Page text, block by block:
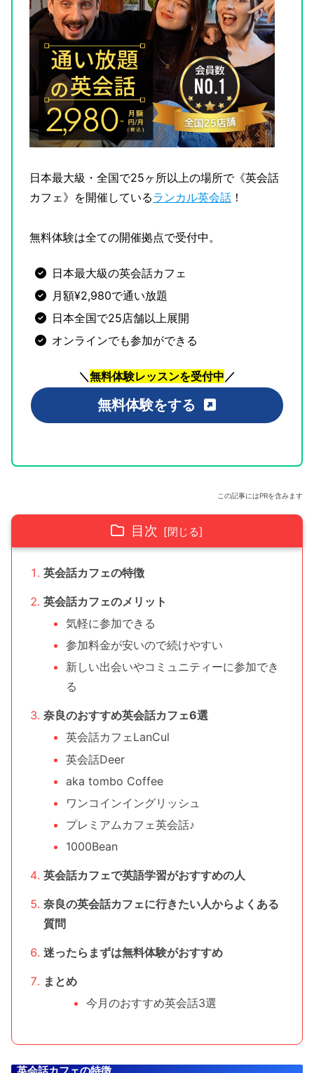
日本最大級・全国で25ヶ所以上の場所で《英会話
カフェ》を開催しているランカル英会話 ！
無料体験は全ての開催拠点で受付中。
日本最大級の英会話カフェ
月額¥2,980で通い放題
日本全国で25店舗以上展開
オンラインでも参加ができる
＼ 無料体験レッスンを受付中 ／
無料体験をする
この記事にはPRを含みます
目次
英会話カフェの特徴
英会話カフェのメリット
気軽に参加できる
参加料金が安いので続けやすい
新しい出会いやコミュニティーに参加でき
る
奈良のおすすめ英会話カフェ6選
英会話カフェLanCul
英会話Deer
aka tombo Coffee
ワンコインイングリッシュ
プレミアムカフェ英会話♪
1000Bean
英会話カフェで英語学習がおすすめの人
奈良の英会話カフェに行きたい人からよくある
質問
迷ったらまずは無料体験がおすすめ
まとめ
今月のおすすめ英会話3選